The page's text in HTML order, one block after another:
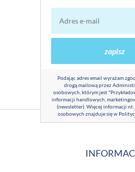
zapisz
Podając adres email wyrażam
drogą mailową przez
osobowych, którym jest
informacji handlowych,
(newsletter). Więcej informacji
osobowych znajduje się w